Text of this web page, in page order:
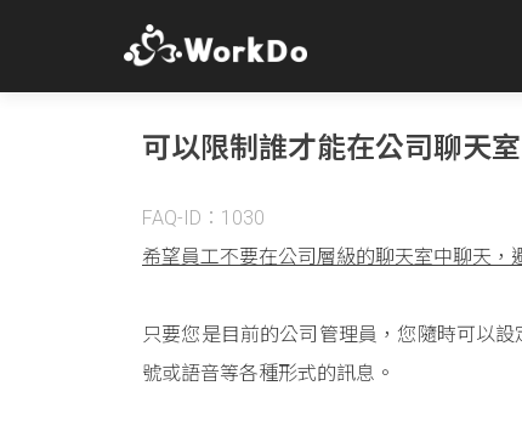
可以限制誰才能在公司聊天
FAQ-ID：1030
希望員工不要在公司層級的聊天室中聊天，
只要您是目前的公司管理員，您隨時可以
號或語音等各種形式的訊息。